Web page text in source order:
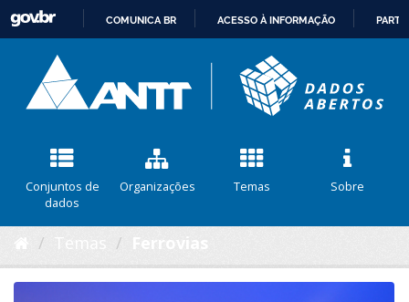
CONTEÚDO
COMUNICA BR ACESSO À INFORMAÇÃO
Conjuntos de
dados
Organizações Temas Sobre